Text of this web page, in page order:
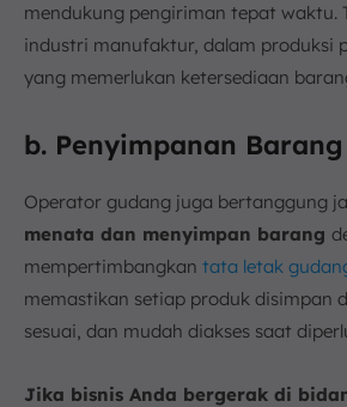
mendukung pengiriman tepat waktu.
industri manufaktur, dalam produksi
yang memerlukan ketersediaan
b. Penyimpanan Barang
Operator gudang juga bertanggung
menata dan menyimpan barang
mempertimbangkan tata letak
memastikan setiap produk disimpan
sesuai, dan mudah diakses saat
Jika bisnis Anda bergerak di